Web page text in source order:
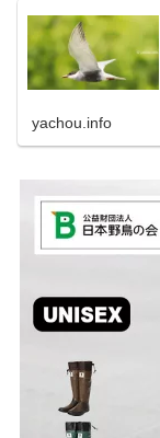
yachou.info